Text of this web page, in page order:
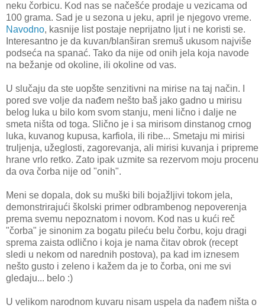
neku čorbicu. Kod nas se načešće prodaje u vezicama od
100 grama. Sad je u sezona u jeku, april je njegovo vreme.
Navodno, kasnije list postaje neprijatno ljut i ne koristi se.
Interesantno je da kuvan/blanširan sremuš ukusom najviše
podseća na spanać. Tako da nije od onih jela koja navode
na bežanje od okoline, ili okoline od vas.
U slučaju da ste uopšte senzitivni na mirise na taj način. I
pored sve volje da nađem nešto baš jako gadno u mirisu
belog luka u bilo kom svom stanju, meni lično i dalje ne
smeta ništa od toga. Slično je i sa mirisom dinstanog crnog
luka, kuvanog kupusa, karfiola, ili ribe... Smetaju mi mirisi
truljenja, užeglosti, zagorevanja, ali mirisi kuvanja i pripreme
hrane vrlo retko. Zato ipak uzmite sa rezervom moju procenu
da ova čorba nije od "onih".
Meni se dopala, dok su muški bili bojažljivi tokom jela,
demonstrirajući školski primer odbrambenog nepoverenja
prema svemu nepoznatom i novom. Kod nas u kući reč
"čorba" je sinonim za bogatu pileću belu čorbu, koju dragi
sprema zaista odlično i koja je nama čitav obrok (recept
sledi u nekom od narednih postova), pa kad im iznesem
nešto gusto i zeleno i kažem da je to čorba, oni me svi
gledaju... belo :)
U velikom narodnom kuvaru nisam uspela da nađem ništa o